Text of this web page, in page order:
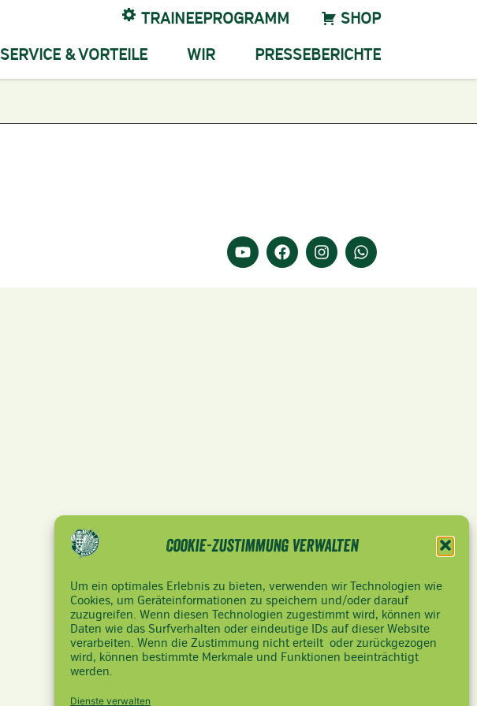
Cookie-Zustimmung verwalten
Um ein optimales Erlebnis zu bieten, verwenden wir Technologien wie
Cookies, um Geräteinformationen zu speichern und/oder darauf
zuzugreifen. Wenn diesen Technologien zugestimmt wird, können wir
Daten wie das Surfverhalten oder eindeutige IDs auf dieser Website
verarbeiten. Wenn die Zustimmung nicht erteilt oder zurückgezogen
wird, können bestimmte Merkmale und Funktionen beeinträchtigt
werden.
Dienste verwalten
TRAINEEPROGRAMM
SHOP
SERVICE & VORTEILE WIR PRESSEBERICHTE